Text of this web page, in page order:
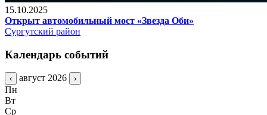
15.10.2025
Открыт автомобильный мост «Звезда Оби»
Сургутский район
Календарь событий
‹ август 2026 ›
Пн
Вт
Ср